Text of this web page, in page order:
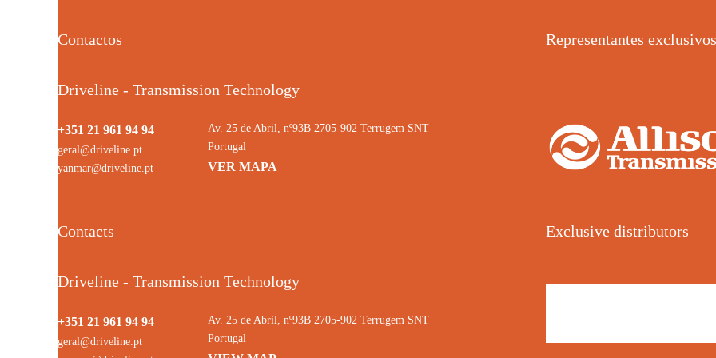
Contactos
Driveline - Transmission Technology
+351 21 961 94 94
geral@driveline.pt
yanmar@driveline.pt
Av. 25 de Abril, nº93B 2705-902 Terrugem SNT
Portugal
VER MAPA
Representantes exclusivos
Contacts
Driveline - Transmission Technology
+351 21 961 94 94
geral@driveline.pt
Av. 25 de Abril, nº93B 2705-902 Terrugem SNT
Portugal
Exclusive distributors